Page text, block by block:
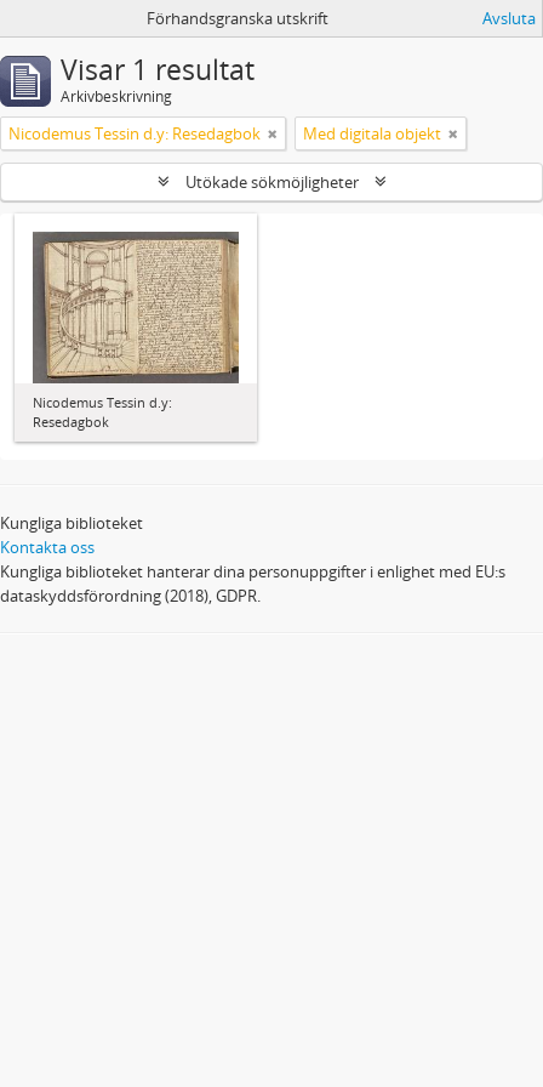
Förhandsgranska utskrift Avsluta
Visar 1 resultat
Arkivbeskrivning
Nicodemus Tessin d.y: Resedagbok Med digitala objekt
Utökade sökmöjligheter
Nicodemus Tessin d.y:
Resedagbok
Kungliga biblioteket
Kontakta oss
Kungliga biblioteket hanterar dina personuppgifter i enlighet med EU:s
dataskyddsförordning (2018), GDPR.